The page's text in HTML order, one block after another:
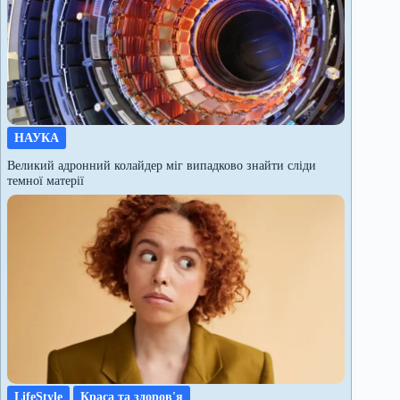
НАУКА
Великий адронний колайдер міг випадково знайти сліди
темної матерії
LifeStyle Краса та здоров'я